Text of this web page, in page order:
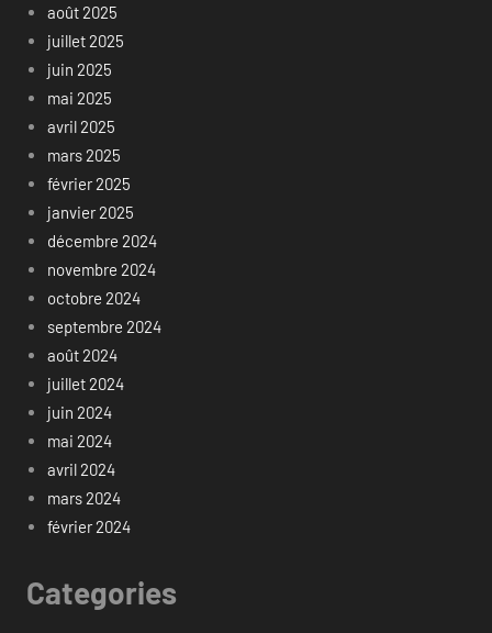
août 2025
juillet 2025
juin 2025
mai 2025
avril 2025
mars 2025
février 2025
janvier 2025
décembre 2024
novembre 2024
octobre 2024
septembre 2024
août 2024
juillet 2024
juin 2024
mai 2024
avril 2024
mars 2024
février 2024
Categories